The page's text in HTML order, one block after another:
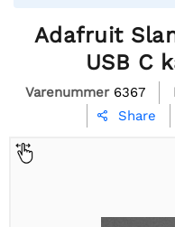
Adafruit
USB C
Varenummer 6367
 Share